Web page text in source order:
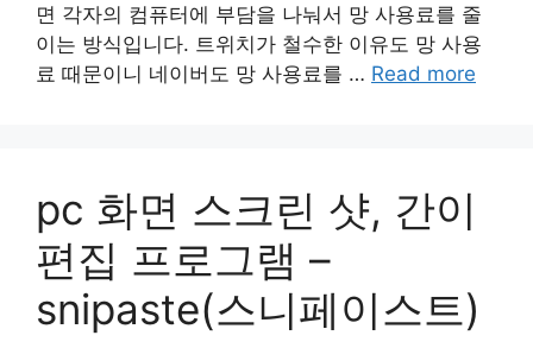
면 각자의 컴퓨터에 부담을 나눠서 망 사용료를 줄
이는 방식입니다. 트위치가 철수한 이유도 망 사용
료 때문이니 네이버도 망 사용료를 … Read more
pc 화면 스크린 샷, 간이
편집 프로그램 –
snipaste(스니페이스트)